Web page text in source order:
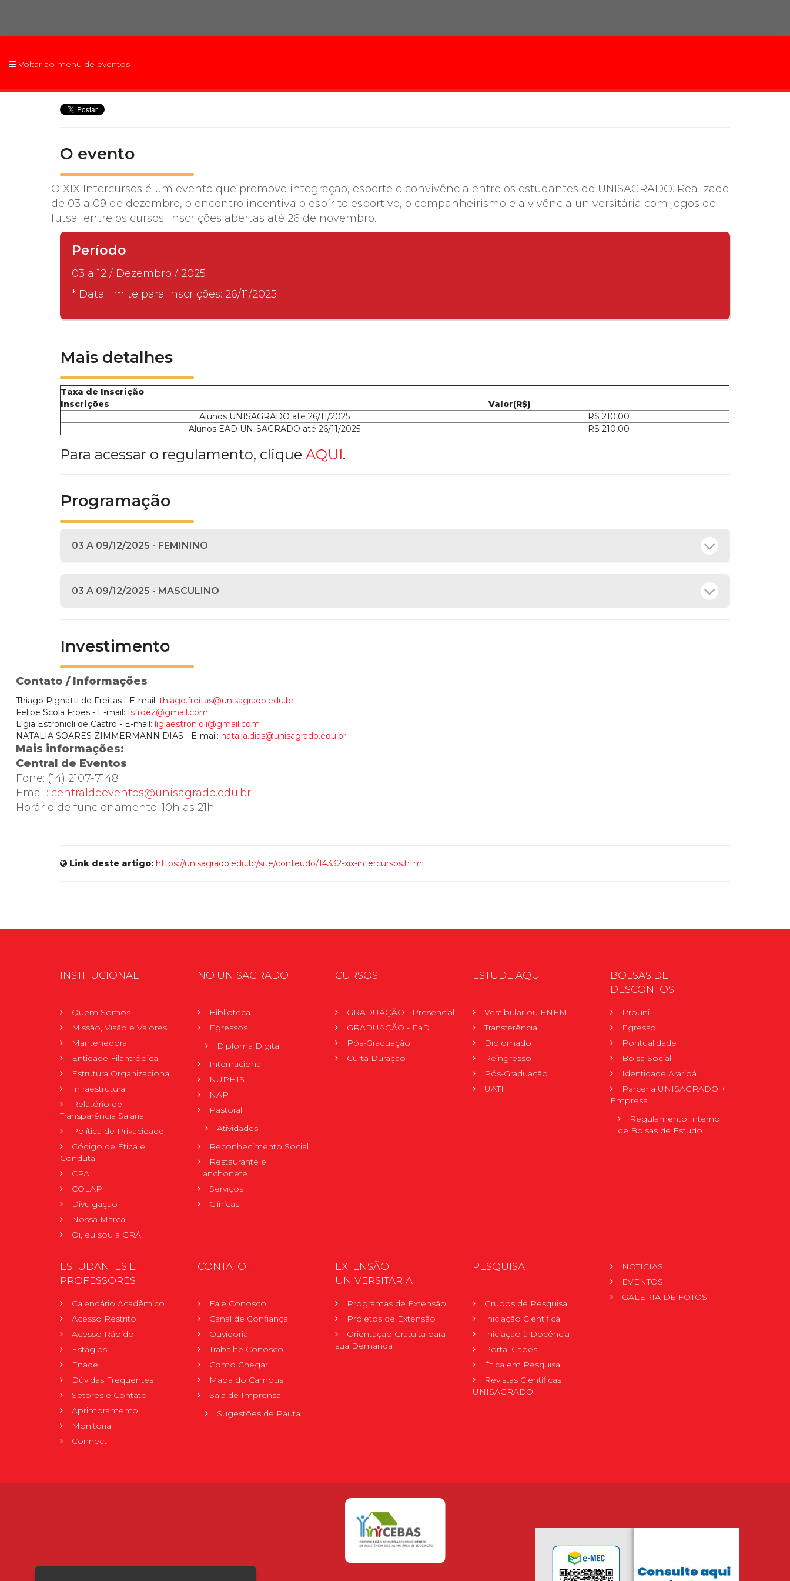
2ª Graduação
Transferência
Calendário acadêmico
Internacionalização
Voltar ao menu de eventos
O evento
O XIX Intercursos é um evento que promove integração, esporte e convivência entre os estudantes do UNISAGRADO. Realizado
de 03 a 09 de dezembro, o encontro incentiva o espírito esportivo, o companheirismo e a vivência universitária com jogos de
futsal entre os cursos. Inscrições abertas até 26 de novembro.
Período
03 a 12 / Dezembro / 2025
* Data limite para inscrições: 26/11/2025
Mais detalhes
Taxa de Inscrição
Inscrições
Valor(R$)
Alunos UNISAGRADO até 26/11/2025
R$ 210,00
Alunos EAD UNISAGRADO até 26/11/2025
R$ 210,00
Para acessar o regulamento, clique AQUI.
Programação
03 A 09/12/2025 - FEMININO
03 A 09/12/2025 - MASCULINO
Investimento
Contato / Informações
Thiago Pignatti de Freitas - E-mail: thiago.freitas@unisagrado.edu.br
Felipe Scola Froes - E-mail: fsfroez@gmail.com
Lígia Estronioli de Castro - E-mail: ligiaestronioli@gmail.com
NATALIA SOARES ZIMMERMANN DIAS - E-mail: natalia.dias@unisagrado.edu.br
Mais informações:
Central de Eventos
Fone: (14) 2107-7148
Email: centraldeeventos@unisagrado.edu.br
Horário de funcionamento: 10h as 21h
Link deste artigo: https://unisagrado.edu.br/site/conteudo/14332-xix-intercursos.html
INSTITUCIONAL
Quem Somos
Missão, Visão e Valores
Mantenedora
Entidade Filantrópica
Estrutura Organizacional
Infraestrutura
Relatório de
Transparência Salarial
Política de Privacidade
Código de Ética e
Conduta
CPA
COLAP
Divulgação
Nossa Marca
Oi, eu sou a GRÁ!
NO UNISAGRADO
Biblioteca
Egressos
Diploma Digital
Internacional
NUPHIS
NAPI
Pastoral
Atividades
Reconhecimento Social
Restaurante e
Lanchonete
Serviços
Clínicas
CURSOS
GRADUAÇÃO - Presencial
GRADUAÇÃO - EaD
Pós-Graduação
Curta Duração
ESTUDE AQUI
Vestibular ou ENEM
Transferência
Diplomado
Reingresso
Pós-Graduação
UATI
BOLSAS DE
DESCONTOS
Prouni
Egresso
Pontualidade
Bolsa Social
Identidade Araribá
Parceria UNISAGRADO +
Empresa
Regulamento Interno
de Bolsas de Estudo
ESTUDANTES E
PROFESSORES
Calendário Acadêmico
Acesso Restrito
Acesso Rápido
Estágios
Enade
Dúvidas Frequentes
Setores e Contato
Aprimoramento
Monitoria
Connect
CONTATO
Fale Conosco
Canal de Confiança
Ouvidoria
Trabalhe Conosco
Como Chegar
Mapa do Campus
Sala de Imprensa
Sugestões de Pauta
EXTENSÃO
UNIVERSITÁRIA
Programas de Extensão
Projetos de Extensão
Orientação Gratuita para
sua Demanda
PESQUISA
Grupos de Pesquisa
Iniciação Científica
Iniciação à Docência
Portal Capes
Ética em Pesquisa
Revistas Científicas
UNISAGRADO
NOTÍCIAS
EVENTOS
GALERIA DE FOTOS